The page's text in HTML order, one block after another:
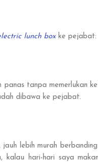
lunch box ke pejabat:
panas tanpa memerlukan
dibawa ke pejabat.
jauh lebih murah
kalau hari-hari saya